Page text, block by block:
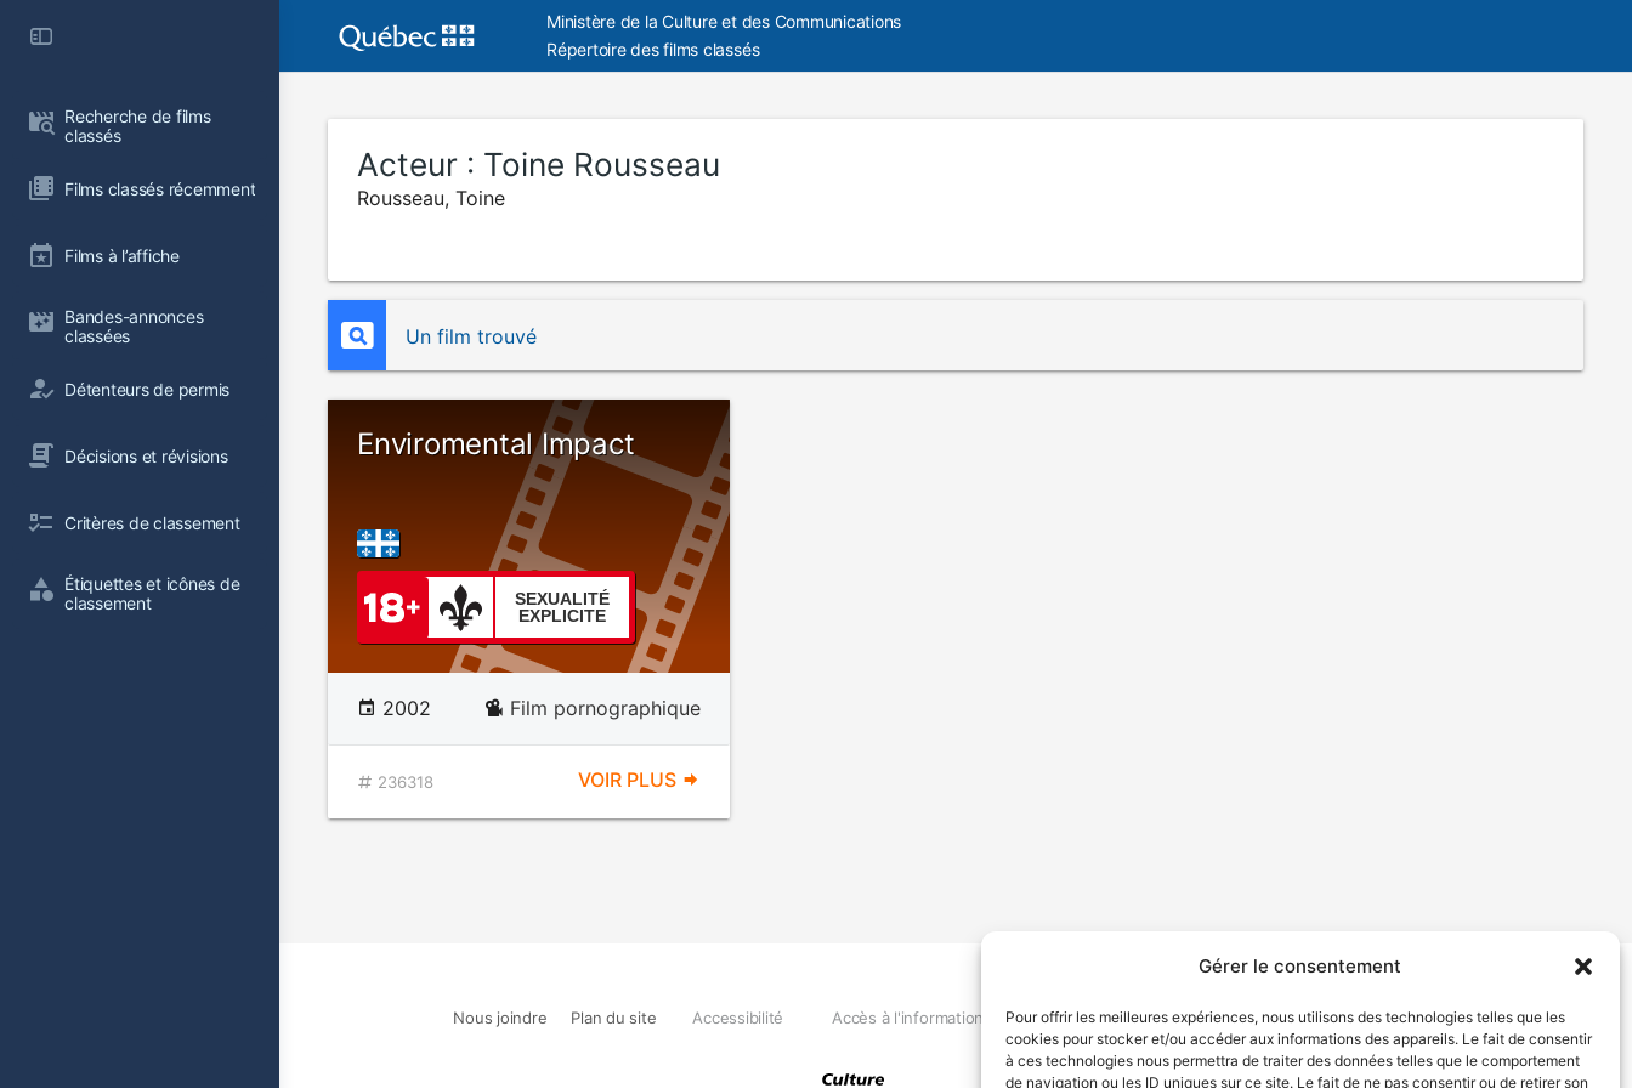
Gérer le consentement
Pour offrir les meilleures expériences, nous utilisons des technologies telles que les
cookies pour stocker et/ou accéder aux informations des appareils. Le fait de consentir
à ces technologies nous permettra de traiter des données telles que le comportement
de navigation ou les ID uniques sur ce site. Le fait de ne pas consentir ou de retirer son
Recherche de films
classés
Films classés récemment
Films à l’affiche
Bandes-annonces
classées
Détenteurs de permis
Décisions et révisions
Critères de classement
Étiquettes et icônes de
classement
Ministère de la Culture et des Communications
Répertoire des films classés
Acteur : Toine Rousseau
Rousseau, Toine
Un film trouvé
Enviromental Impact
SEXUALITÉ
EXPLICITE
2002 Film pornographique
236318 VOIR PLUS
Nous joindre Plan du site Accessibilité Accès à l'information Déclaration de services Politique de confidentialité